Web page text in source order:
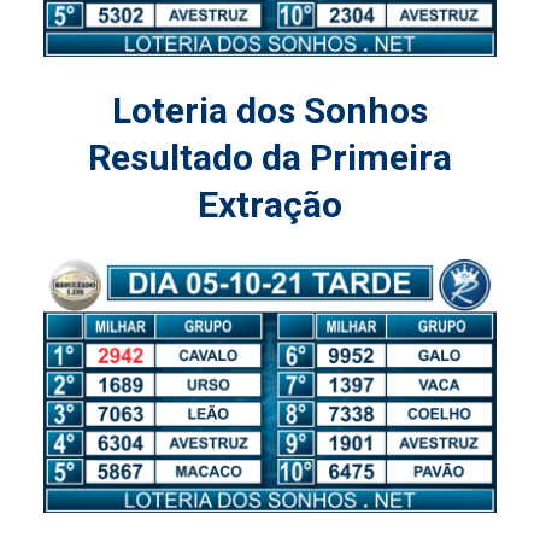
Loteria dos Sonhos
Resultado da Primeira
Extração